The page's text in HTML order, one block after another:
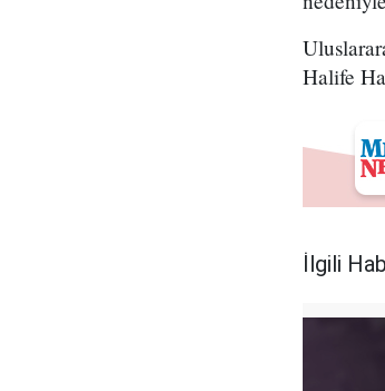
Halife
İlgili